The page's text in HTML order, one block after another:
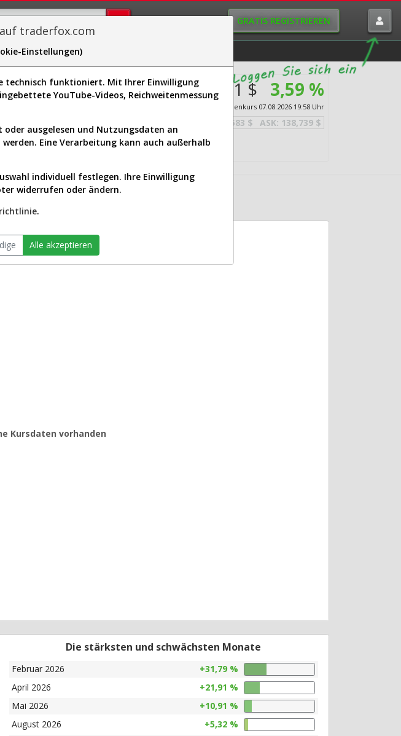
GRATIS REGISTRIEREN
Scan Visualizations
138,161 $ 3,59 %
Echtzeit-Aktienkurs 07.08.2026 19:58 Uhr
137,583 $ ASK: 138,739 $
Technology / Semiconductor
28.87 Mrd. USD
209,208,544
(A41FSG | Q)
Kursdaten vorhanden
Die stärksten und schwächsten Monate
Februar 2026
+31,79 %
April 2026
+21,91 %
Mai 2026
+10,91 %
August 2026
+5,32 %
traderfox.com
Einstellungen)
technisch funktioniert. Mit Ihrer Einwilligung
YouTube-Videos, Reichweitenmessung
ausgelesen und Nutzungsdaten an
Eine Verarbeitung kann auch außerhalb
individuell festlegen. Ihre Einwilligung
widerrufen oder ändern.
.
Alle akzeptieren